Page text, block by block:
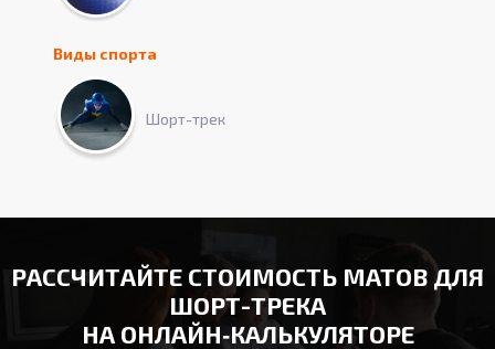
Виды спорта
Шорт-трек
РАССЧИТАЙТЕ СТОИМОСТЬ МАТОВ ДЛЯ
ШОРТ-ТРЕКА
НА ОНЛАЙН‑КАЛЬКУЛЯТОРЕ